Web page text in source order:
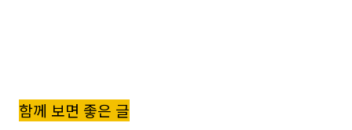
함께 보면 좋은 글